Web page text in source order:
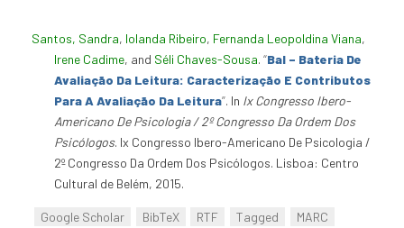
Santos, Sandra, Iolanda Ribeiro, Fernanda Leopoldina Viana,
Irene Cadime, and Séli Chaves-Sousa. “Bal – Bateria De
Avaliação Da Leitura: Caracterização E Contributos
Para A Avaliação Da Leitura”. In Ix Congresso Ibero-
Americano De Psicologia / 2º Congresso Da Ordem Dos
Psicólogos. Ix Congresso Ibero-Americano De Psicologia /
2º Congresso Da Ordem Dos Psicólogos. Lisboa: Centro
Cultural de Belém, 2015.
Google Scholar BibTeX RTF Tagged
MARC